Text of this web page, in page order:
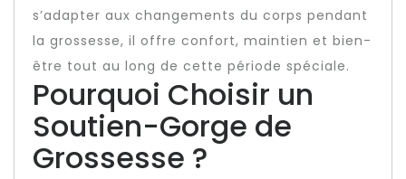
s’adapter aux changements du corps pendant
la grossesse, il offre confort, maintien et bien-
être tout au long de cette période spéciale.
Pourquoi Choisir un
Soutien-Gorge de
Grossesse ?